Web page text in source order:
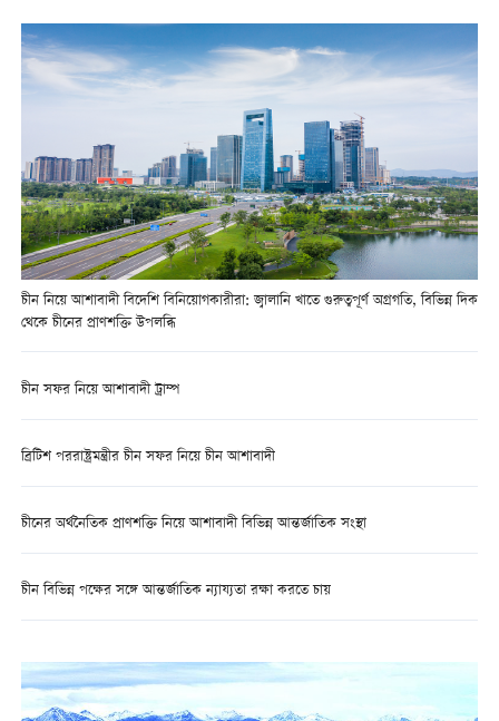
চীন নিয়ে আশাবাদী বিদেশি বিনিয়োগকারীরা: জ্বালানি খাতে গুরুত্বপূর্ণ অগ্রগতি, বিভিন্ন দিক
থেকে চীনের প্রাণশক্তি উপলব্ধি
চীন সফর নিয়ে আশাবাদী ট্রাম্প
ব্রিটিশ পররাষ্ট্রমন্ত্রীর চীন সফর নিয়ে চীন আশাবাদী
চীনের অর্থনৈতিক প্রাণশক্তি নিয়ে আশাবাদী বিভিন্ন আন্তর্জাতিক সংস্থা
চীন বিভিন্ন পক্ষের সঙ্গে আন্তর্জাতিক ন্যায্যতা রক্ষা করতে চায়